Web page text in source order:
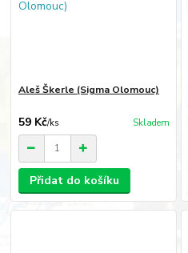
Aleš Škerle (Sigma Olomouc)
59 Kč/ks Skladem
Přidat do košíku